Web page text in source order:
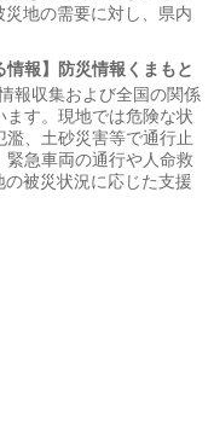
地の需要に対し、県内
情報】防災情報くまもと
報収集および全国の関係
す。現地では危険な状
、土砂災害等で通行止
急車両の通行や人命救
被災状況に応じた支援